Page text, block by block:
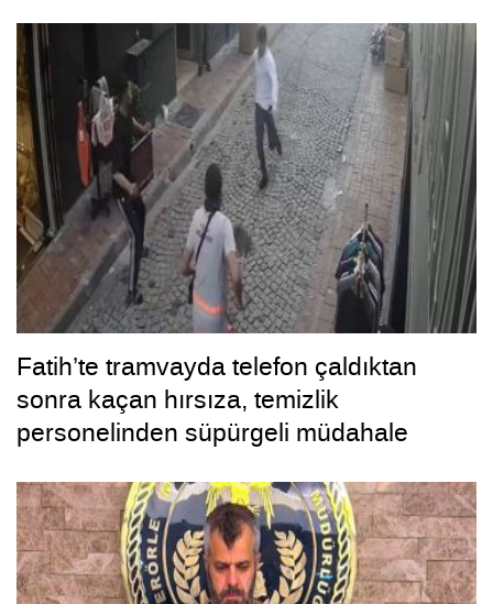
Fatih’te tramvayda telefon çaldıktan
sonra kaçan hırsıza, temizlik
personelinden süpürgeli müdahale